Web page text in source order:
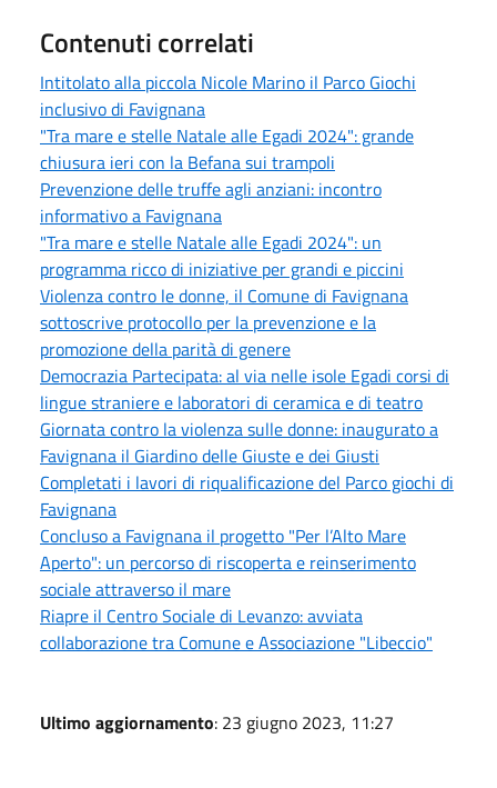
Contenuti correlati
Intitolato alla piccola Nicole Marino il Parco Giochi
inclusivo di Favignana
"Tra mare e stelle Natale alle Egadi 2024": grande
chiusura ieri con la Befana sui trampoli
Prevenzione delle truffe agli anziani: incontro
informativo a Favignana
"Tra mare e stelle Natale alle Egadi 2024": un
programma ricco di iniziative per grandi e piccini
Violenza contro le donne, il Comune di Favignana
sottoscrive protocollo per la prevenzione e la
promozione della parità di genere
Democrazia Partecipata: al via nelle isole Egadi corsi di
lingue straniere e laboratori di ceramica e di teatro
Giornata contro la violenza sulle donne: inaugurato a
Favignana il Giardino delle Giuste e dei Giusti
Completati i lavori di riqualificazione del Parco giochi di
Favignana
Concluso a Favignana il progetto "Per l’Alto Mare
Aperto": un percorso di riscoperta e reinserimento
sociale attraverso il mare
Riapre il Centro Sociale di Levanzo: avviata
collaborazione tra Comune e Associazione "Libeccio"
Ultimo aggiornamento: 23 giugno 2023, 11:27